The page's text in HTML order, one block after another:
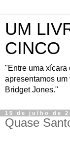
UM
CINCO
"Entre uma xícara
apresentamos
Bridget Jones."
15 de julho de
Quase